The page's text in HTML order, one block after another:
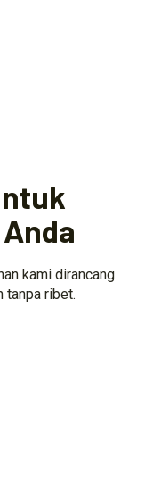
kami dirancang
tanpa ribet.